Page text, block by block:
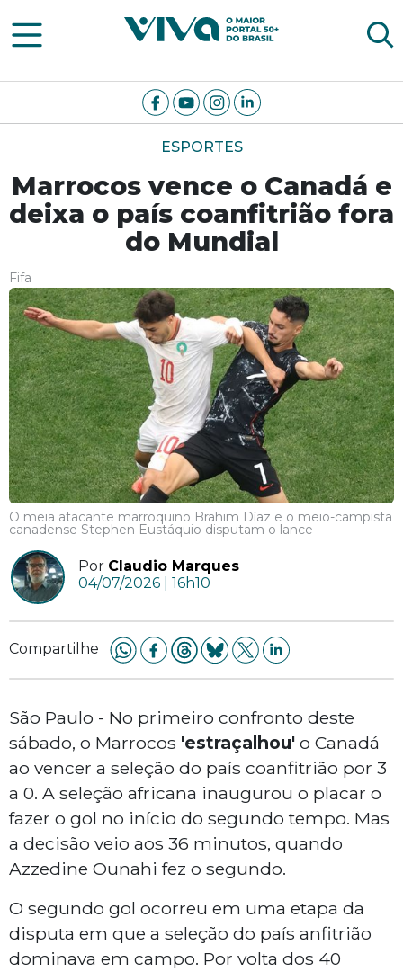
Viva Notícias
ESPORTES
Marrocos vence o Canadá e
deixa o país coanfitrião fora
do Mundial
Fifa
O meia atacante marroquino Brahim Díaz e o meio-campista
canadense Stephen Eustáquio disputam o lance
Por Claudio Marques
04/07/2026 | 16h10
Compartilhe
São Paulo - No primeiro confronto deste
sábado, o Marrocos 'estraçalhou' o Canadá
ao vencer a seleção do país coanfitrião por 3
a 0. A seleção africana inaugurou o placar o
fazer o gol no início do segundo tempo. Mas
a decisão veio aos 36 minutos, quando
Azzedine Ounahi fez o segundo.
O segundo gol ocorreu em uma etapa da
disputa em que a seleção do país anfitrião
dominava em campo. Por volta dos 40